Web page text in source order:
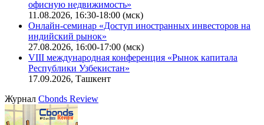
Ближайшие конференцииCbonds Congress
Онлайн-семинар «Новый стандарт инвестиций в
офисную недвижимость»
11.08.2026, 16:30-18:00 (мск)
Онлайн-семинар «Доступ иностранных инвесторов на
индийский рынок»
VIII международная конференция «Рынок капитала
Республики Узбекистан»
17.09.2026, Ташкент